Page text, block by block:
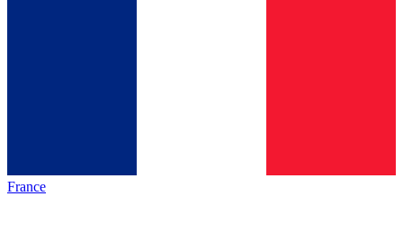
France